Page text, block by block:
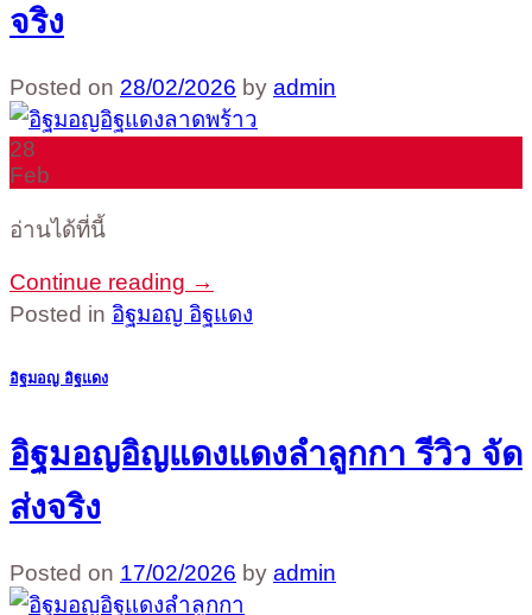
จริง
Posted on 28/02/2026 by admin
28
Feb
อ่านได้ที่นี้
Continue reading →
Posted in อิฐมอญ อิฐแดง
อิฐมอญ อิฐแดง
อิฐมอญอิญแดงแดงลำลูกกา รีวิว จัด
ส่งจริง
Posted on 17/02/2026 by admin